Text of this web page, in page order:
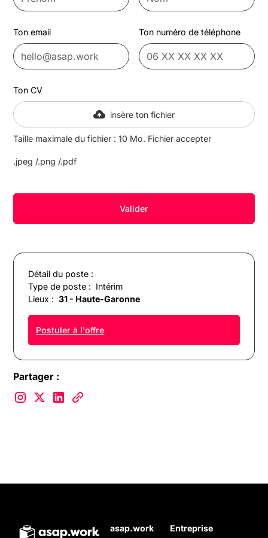
Détail du poste :
Type de poste : Intérim
Lieux : 31 - Haute-Garonne
Postuler à l'offre
Partager :
Ton email Ton numéro de téléphone
Ton CV
insère ton fichier
Taille maximale du fichier : 10 Mo. Fichier accepter
.jpeg /.png /.pdf
asap.work Entreprise